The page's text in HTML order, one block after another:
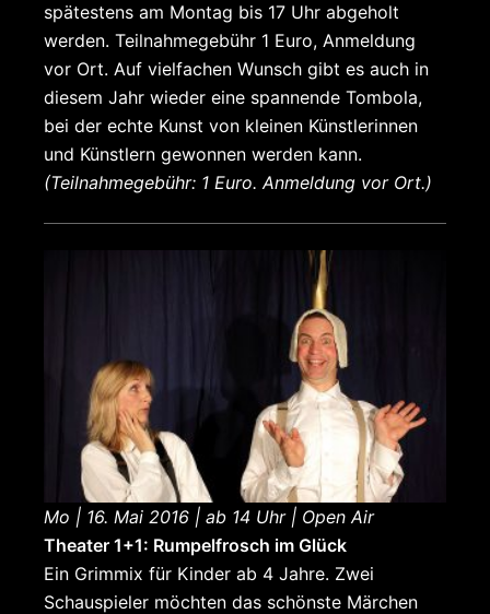
spätestens am Montag bis 17 Uhr abgeholt
werden. Teilnahmegebühr 1 Euro, Anmeldung
vor Ort. Auf vielfachen Wunsch gibt es auch in
diesem Jahr wieder eine spannende Tombola,
bei der echte Kunst von kleinen Künstlerinnen
und Künstlern gewonnen werden kann.
(Teilnahmegebühr: 1 Euro. Anmeldung vor Ort.)
Mo | 16. Mai 2016 | ab 14 Uhr | Open Air
Theater 1+1: Rumpelfrosch im Glück
Ein Grimmix für Kinder ab 4 Jahre. Zwei
Schauspieler möchten das schönste Märchen